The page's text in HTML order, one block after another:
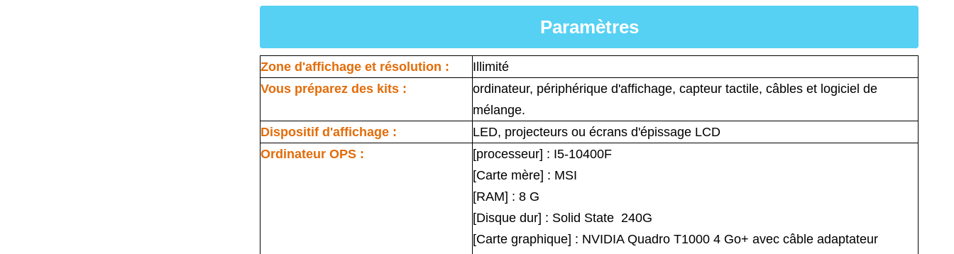
Paramètres
Zone d'affichage et résolution :
Illimité
Vous préparez des kits :
ordinateur, périphérique d'affichage, capteur tactile, câbles et logiciel de
mélange.
Dispositif d'affichage :
LED, projecteurs ou écrans d'épissage LCD
Ordinateur OPS :
[processeur] : I5-10400F
[Carte mère] : MSI
[RAM] : 8 G
[Disque dur] : Solid State 240G
[Carte graphique] : NVIDIA Quadro T1000 4 Go+ avec câble adaptateur